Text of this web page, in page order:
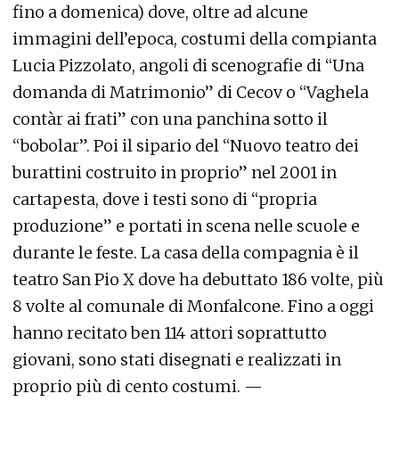
fino a domenica) dove, oltre ad alcune
immagini dell’epoca, costumi della compianta
Lucia Pizzolato, angoli di scenografie di “Una
domanda di Matrimonio” di Cecov o “Vaghela
contàr ai frati” con una panchina sotto il
“bobolar”. Poi il sipario del “Nuovo teatro dei
burattini costruito in proprio” nel 2001 in
cartapesta, dove i testi sono di “propria
produzione” e portati in scena nelle scuole e
durante le feste. La casa della compagnia è il
teatro San Pio X dove ha debuttato 186 volte, più
8 volte al comunale di Monfalcone. Fino a oggi
hanno recitato ben 114 attori soprattutto
giovani, sono stati disegnati e realizzati in
proprio più di cento costumi. —